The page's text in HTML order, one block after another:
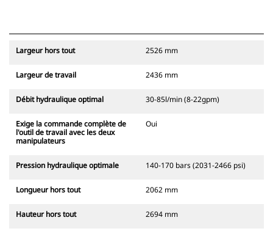
Largeur hors tout 2526 mm
Largeur de travail 2436 mm
Débit hydraulique optimal 30-85l/min (8-22gpm)
Exige la commande complète de
l'outil de travail avec les deux
manipulateurs
Oui
Pression hydraulique optimale 140-170 bars (2031-2466 psi)
Longueur hors tout 2062 mm
Hauteur hors tout 2694 mm